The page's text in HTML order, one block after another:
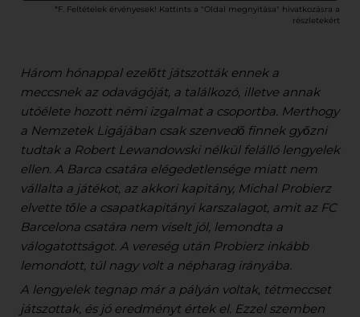
*F. Feltételek érvényesek! Kattints a "Oldal megnyitása" hivatkozásra a
részletekért
Három hónappal ezelőtt játszották ennek a
meccsnek az odavágóját, a találkozó, illetve annak
utóélete hozott némi izgalmat a csoportba. Merthogy
a Nemzetek Ligájában csak szenvedő finnek győzni
tudtak a Robert Lewandowski nélkül felálló lengyelek
ellen. A Barca csatára elégedetlensége miatt nem
vállalta a játékot, az akkori kapitány, Michal Probierz
elvette tőle a csapatkapitányi karszalagot, amit az FC
Barcelona csatára nem viselt jól, lemondta a
válogatottságot. A vereség után Probierz inkább
lemondott, túl nagy volt a népharag irányába.
A lengyelek tegnap már a pályán voltak, tétmeccset
játszottak, és jó eredményt értek el. Ezzel szemben